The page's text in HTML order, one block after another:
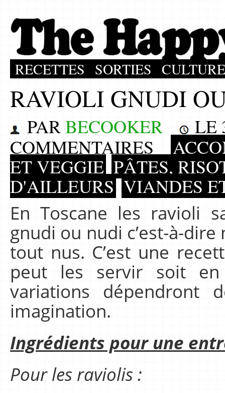
RECETTES SORTIES CULTURE
RAVIOLI GNUDI
PARBECOOKER LE
COMMENTAIRES
ET VEGGIE PÂTES,
D'AILLEURS VIANDES
En Toscane les ravioli
gnudi ou nudi c’est-à-
tout nus. C’est une
peut les servir soit
variations
imagination.
Ingrédients pour une
Pour les raviolis :